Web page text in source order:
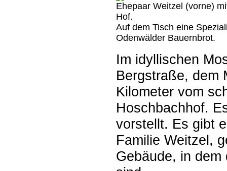
Ehepaar Weitzel (vorne)
Hof.
Auf dem Tisch eine
Odenwälder Bauernbrot.
Im idyllischen
Bergstraße, dem
Kilometer vom
Hoschbachhof.
vorstellt. Es gibt
Familie Weitzel,
Gebäude, in